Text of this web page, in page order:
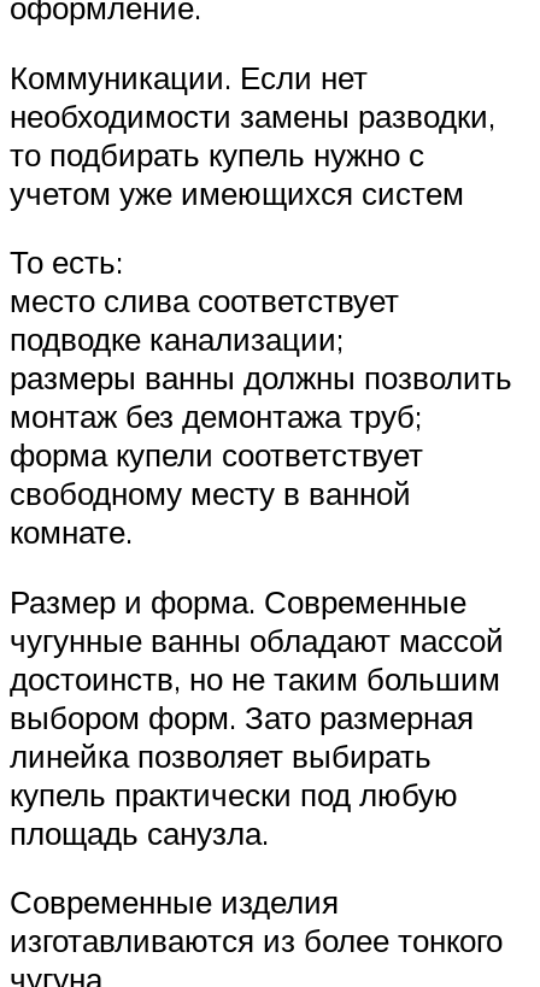
Коммуникации. Если нет
необходимости замены разводки,
то подбирать купель нужно с
учетом уже имеющихся систем
То есть:
место слива соответствует
подводке канализации;
размеры ванны должны позволить
монтаж без демонтажа труб;
форма купели соответствует
свободному месту в ванной
комнате.
Размер и форма. Современные
чугунные ванны обладают массой
достоинств, но не таким большим
выбором форм. Зато размерная
линейка позволяет выбирать
купель практически под любую
площадь санузла.
Современные изделия
изготавливаются из более тонкого
чугуна